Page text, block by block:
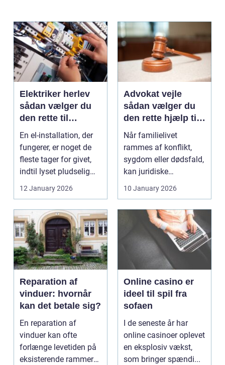
Elektriker herlev
sådan vælger du
den rette til
opgaven
En el-installation, der
fungerer, er noget de
fleste tager for givet,
indtil lyset pludselig
går, el...
12 January 2026
Advokat vejle
sådan vælger du
den rette hjælp til
familien
Når familielivet
rammes af konflikt,
sygdom eller dødsfald,
kan juridiske
spørgsmål hurtigt
vokse si...
10 January 2026
Reparation af
vinduer: hvornår
kan det betale sig?
En reparation af
vinduer kan ofte
forlænge levetiden på
eksisterende rammer
Online casino er
ideel til spil fra
sofaen
I de seneste år har
online casinoer oplevet
en eksplosiv vækst,
som bringer spændi...